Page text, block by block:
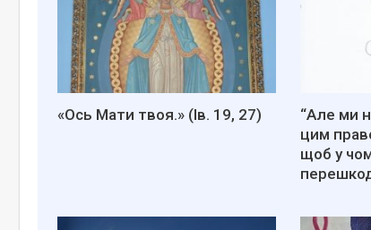
«Ось Мати твоя.» (Ів. 19, 27)
“Але ми
цим
щоб у